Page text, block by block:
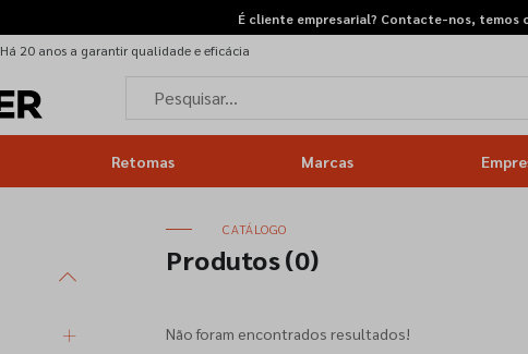
É cliente empresarial? Contacte-nos, temos
Há 20 anos a garantir qualidade e eficácia
Retomas Marcas
CATÁLOGO
Produtos(0)
Não foram encontrados resultados!